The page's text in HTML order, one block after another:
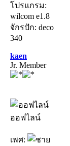
โปรแกรม:
wilcom e1.8
จักรปัก: deco
340
kaen
Jr. Member
ออฟไลน์
เพศ: